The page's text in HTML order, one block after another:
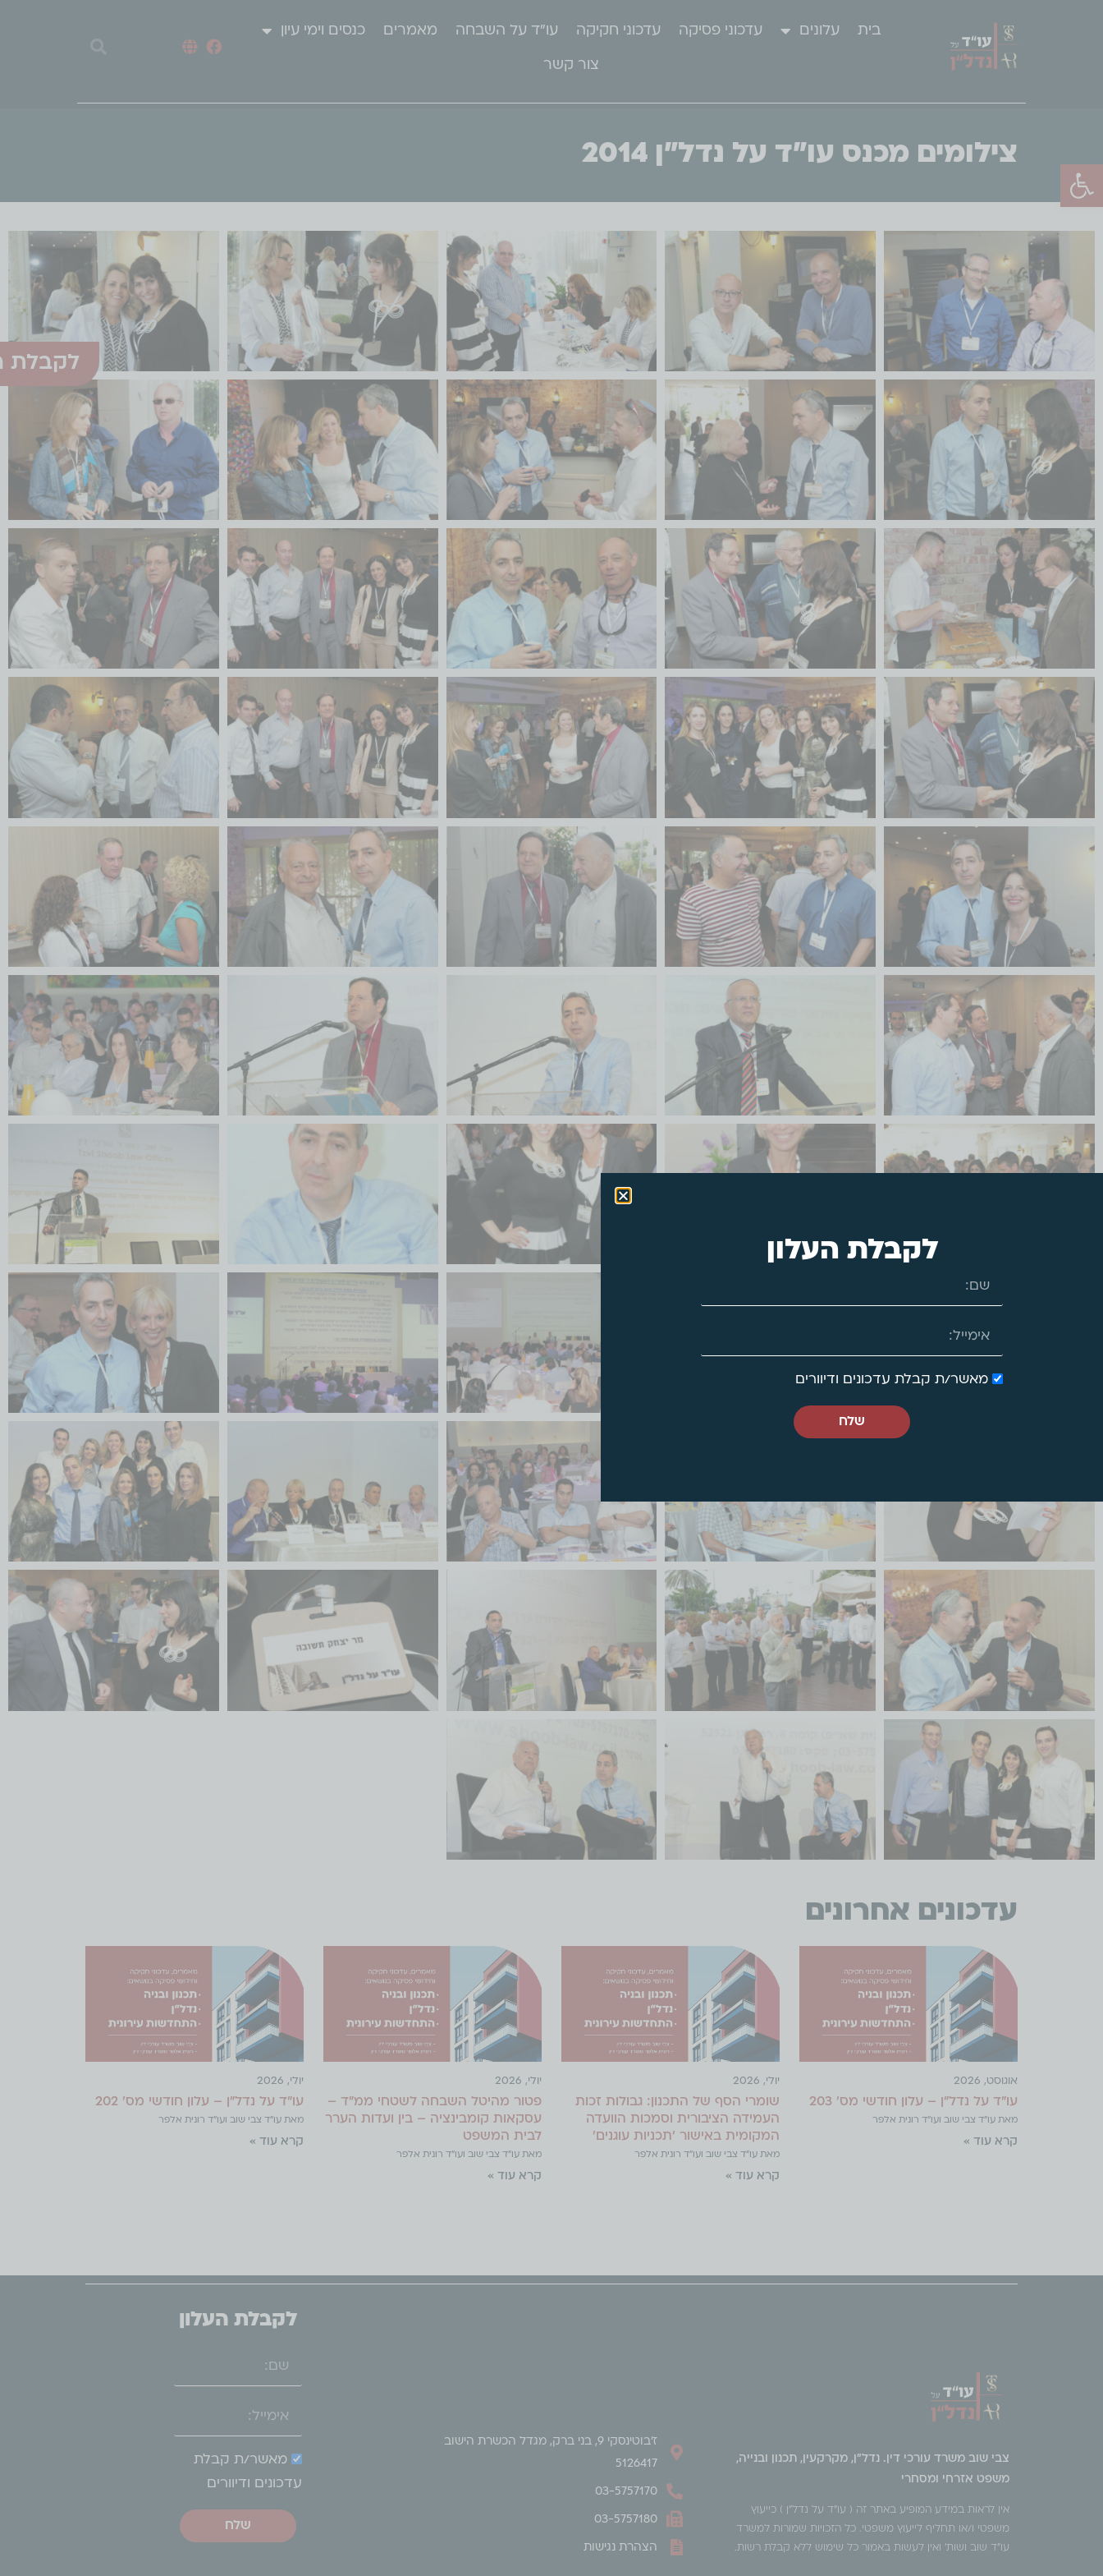
פתח סרגל נגישות
בית עלונים עדכוני פסיקה עדכוני חקיקה עו"ד על השבחה מאמרים כנסים וימי עיון
צור קשר
צילומים מכנס עו"ד על נדל"ן 2014
עדכונים אחרונים
עו"ד על נדל"ן – עלון חודשי מס' 203
אוגוסט, 2026
מאת עו"ד צבי שוב ועו"ד רונית אלפר
קרא עוד »
שומרי הסף של התכנון: גבולות זכות
העמידה הציבורית וסמכות הוועדה
המקומית באישור 'תכניות עוגנים'
יולי, 2026
מאת עו"ד צבי שוב ועו"ד רונית אלפר
קרא עוד »
פטור מהיטל השבחה לשטחי ממ"ד –
עסקאות קומבינציה – בין ועדות הערר
לבית המשפט
יולי, 2026
מאת עו"ד צבי שוב ועו"ד רונית אלפר
קרא עוד »
עו"ד על נדל"ן – עלון חודשי מס' 202
יולי, 2026
מאת עו"ד צבי שוב ועו"ד רונית אלפר
קרא עוד »
לקבלת
צבי שוב משרד עורכי דין. נדל"ן, מקרקעין, תכנון ובנייה,
משפט אזרחי ומסחרי
אין לראות במידע המופיע באתר זה ( עו״ד על נדל״ן ) כייעוץ
משפטי ו/או תחליף לייעוץ משפטי. כל הזכויות שמורות למשרד
עו"ד שוב ושות׳ ואין לעשות באמור כל שימוש ללא קבלת רשות.
ז'בוטינסקי 9, בני ברק, מגדל הכשרת הישוב
5126417
03-5757170
03-5757180
הצהרת נגישות
לקבלת העלון
מאשר/ת קבלת
עדכונים ודיוורים
שלח
לקבלת העלון
מאשר/ת קבלת עדכונים ודיוורים
שלח